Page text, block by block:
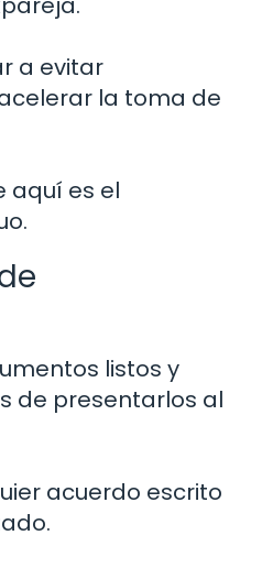
a evitar
la toma de
aquí es el
listos y
de presentarlos al
acuerdo escrito